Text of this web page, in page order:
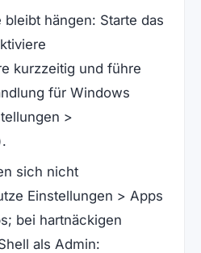
hängen: Starte das
kurzzeitig und führe
für Windows
>
sich nicht
Einstellungen > Apps
bei hartnäckigen
als Admin: